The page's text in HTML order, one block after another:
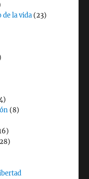
de la vida (23)
(8)